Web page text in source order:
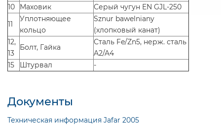
10
Маховик
Серый чугун EN GJL-250
11
Уплотняющее
кольцо
Sznur bawelniany
(хлопковый канат)
12,
13
Болт, Гайка
Сталь Fe/Zn5, нерж. сталь
A2/A4
15
Штурвал -
Документы
Техническая информация Jafar 2005